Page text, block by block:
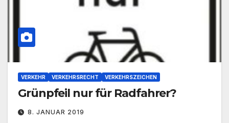
VERKEHR VERKEHRSRECHT VERKEHRSZEICHEN
Grünpfeil nur für Radfahrer?
8. JANUAR 2019